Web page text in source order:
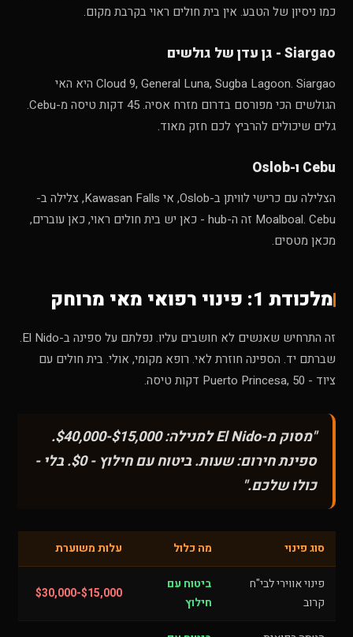
כמו ניסיון של הטבע. אין בית חולים ראוי בקרבת מקום.
Siargao - גן עדן של גולשים
Cloud 9, General Luna, Sugba Lagoon. Siargao היא האי
הגולשים הכי מפורסם בדרום מזרח אסיה. 45 דקות טיסה מ-Cebu.
גלים שיכולים להרביץ לכם חזק מאוד.
Cebu ו-Oslob
הצלילה עם כרישי לוויתן ב-Oslob, אי Kawasan Falls, צלילה ב-
Moalboal. Cebu זה ה-hub - כאן יש בית חולים ראוי, כאן עוברים,
מכאן מטסים.
מלכודת 1: פינוי רפואי מאי מרוחק
זה התרחיש שאנשים לא חושבים עליו. נפלתם על ספינה ב-El Nido.
שברתם יד. הספינה חוזרת לאי. רופא מקומי, אולי. בית חולים עם
ציוד - Puerto Princesa, 50 דקות טיסה.
"מסוק מ-El Nido למנילה: $15,000-$40,000.
ספינת חירום: שעות. ביטוח עם חילוץ - $0. בלי -
כולו שלכם."
סוג פינוי מה כלול עלות משוערת
פינוי אווירי לבי"ח
קרוב
ביטוח עם
חילוץ
$15,000-$30,000